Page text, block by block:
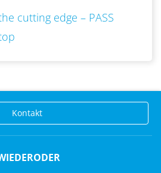
cutting edge – PASS
Kontakt